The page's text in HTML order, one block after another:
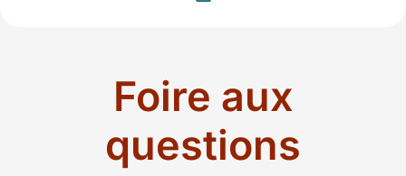
Foire aux
questions